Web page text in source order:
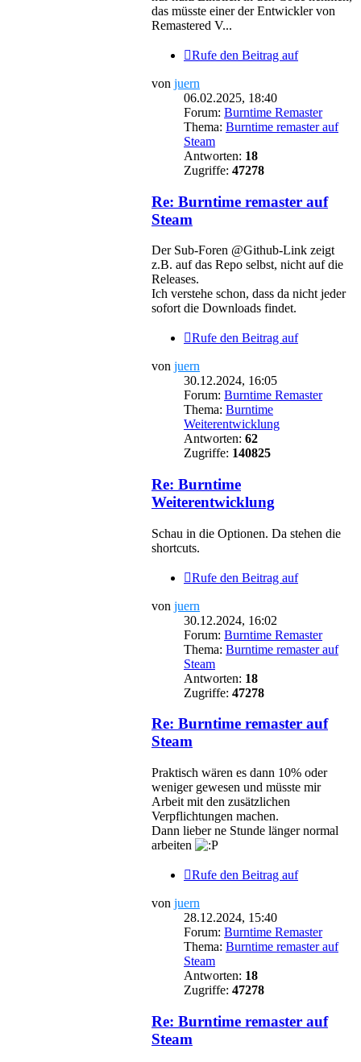
das müsste einer der Entwickler von
Remastered V...
Rufe den Beitrag auf
von juern
06.02.2025, 18:40
Forum: Burntime Remaster
Thema: Burntime remaster auf
Steam
Antworten: 18
Zugriffe: 47278
Re: Burntime remaster auf
Steam
Der Sub-Foren @Github-Link zeigt
z.B. auf das Repo selbst, nicht auf die
Releases.
Ich verstehe schon, dass da nicht jeder
sofort die Downloads findet.
Rufe den Beitrag auf
von juern
30.12.2024, 16:05
Forum: Burntime Remaster
Thema: Burntime
Weiterentwicklung
Antworten: 62
Zugriffe: 140825
Re: Burntime
Weiterentwicklung
Schau in die Optionen. Da stehen die
shortcuts.
Rufe den Beitrag auf
von juern
30.12.2024, 16:02
Forum: Burntime Remaster
Thema: Burntime remaster auf
Steam
Antworten: 18
Zugriffe: 47278
Re: Burntime remaster auf
Steam
Praktisch wären es dann 10% oder
weniger gewesen und müsste mir
Arbeit mit den zusätzlichen
Verpflichtungen machen.
Dann lieber ne Stunde länger normal
arbeiten
Rufe den Beitrag auf
von juern
28.12.2024, 15:40
Forum: Burntime Remaster
Thema: Burntime remaster auf
Steam
Antworten: 18
Zugriffe: 47278
Re: Burntime remaster auf
Steam